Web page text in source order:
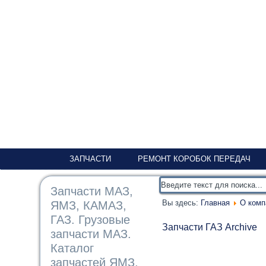
ЗАПЧАСТИ РЕМОНТ КОРОБОК ПЕРЕДАЧ
Запчасти МАЗ,
ЯМЗ, КАМАЗ,
ГАЗ. Грузовые
запчасти МАЗ.
Каталог
запчастей ЯМЗ,
Вы здесь: Главная О
Запчасти ГАЗ Archive